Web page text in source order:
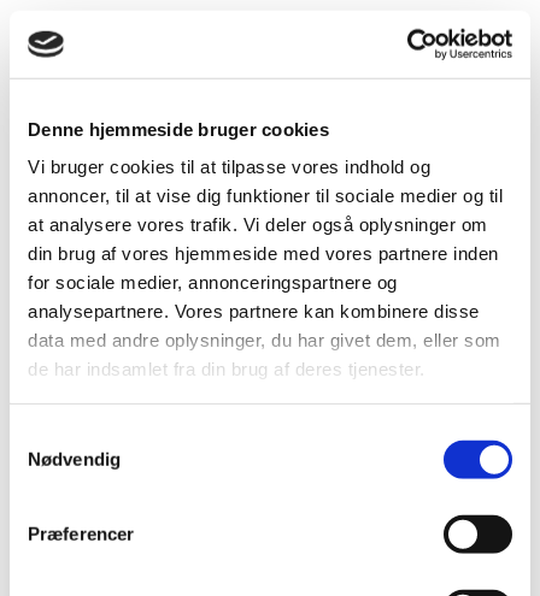
Denne hjemmeside bruger cookies
Vi bruger cookies til at tilpasse vores indhold og
annoncer, til at vise dig funktioner til sociale medier og til
at analysere vores trafik. Vi deler også oplysninger om
din brug af vores hjemmeside med vores partnere inden
for sociale medier, annonceringspartnere og
analysepartnere. Vores partnere kan kombinere disse
data med andre oplysninger, du har givet dem, eller som
de har indsamlet fra din brug af deres tjenester.
Nødvendig
Præferencer